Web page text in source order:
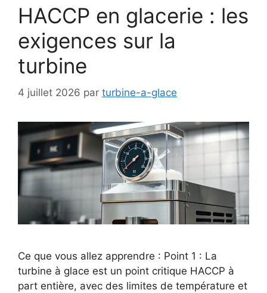
HACCP en glacerie : les
exigences sur la
turbine
4 juillet 2026 par turbine-a-glace
Ce que vous allez apprendre : Point 1 : La
turbine à glace est un point critique HACCP à
part entière, avec des limites de température et